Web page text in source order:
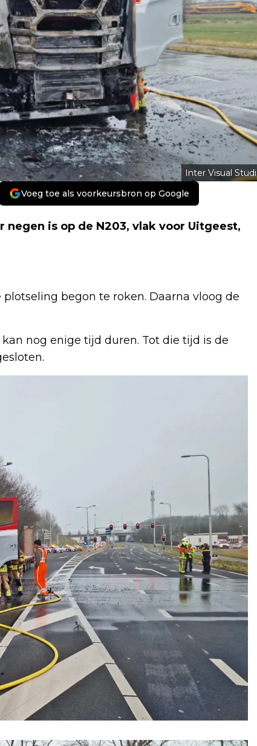
Inter Visual Studi
Voeg toe als voorkeursbron op Google
negen is op de N203, vlak voor Uitgeest,
begon te roken. Daarna vloog de
nog enige tijd duren. Tot die tijd is de